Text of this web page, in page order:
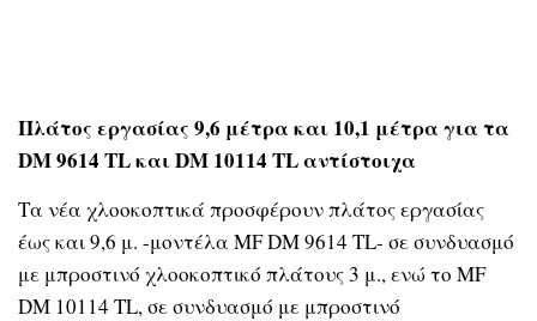
Πλάτος εργασίας 9,6 μέτρα και 10,1 μέτρα για τα
DM 9614 TL και DM 10114 TL αντίστοιχα
Τα νέα χλοοκοπτικά προσφέρουν πλάτος εργασίας
έως και 9,6 μ. -μοντέλα MF DM 9614 TL- σε συνδυασμό
με μπροστινό χλοοκοπτικό πλάτους 3 μ., ενώ το MF
DM 10114 TL, σε συνδυασμό με μπροστινό